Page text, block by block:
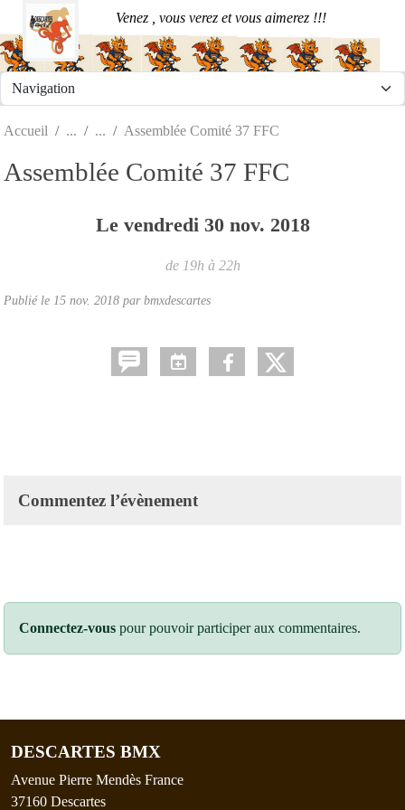
Venez , vous verez et vous aimerez !!!
Accueil Assemblée Comité 37 FFC
Assemblée Comité 37 FFC
Le vendredi 30 nov. 2018
de 19h à 22h
Publié le 15 nov. 2018 parbmxdescartes
Commentez l’évènement
Connectez-vous pour pouvoir participer aux commentaires.
DESCARTES BMX
Avenue Pierre Mendès France
37160 Descartes
Panneau de gestion des cookies